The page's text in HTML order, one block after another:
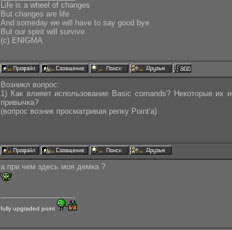
Life is a wheel of changes
But changes are life
And someday we will have to say good bye
But our spirit will survive
(с) ENIGMA
Возникл вопрос:
1) Как влияет использование Basic comands? Некоторые
привычка?
(вопрос возник просматривая репку Point'a)
а при чем здесь моя демка ?
fully upgraded point